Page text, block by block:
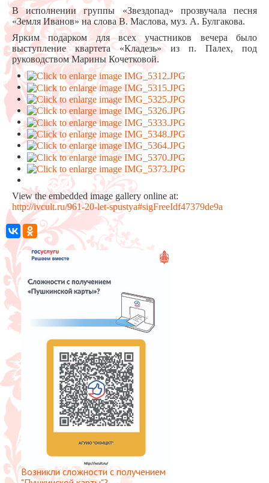
В исполнении группы «Звездопад» прозвучала песня
«Земля Иванов» на слова В. Маслова, муз. А. Булгакова.
Ярким подарком для всех участников вечера было
выступление квартета «Кладезь» из п. Палех, под
руководством Марины Кочетковой.
View the embedded image gallery online at:
http://ivcult.ru/961-20-let-spustya#sigFreeIdf47379de9a
Возникли сложности с получением